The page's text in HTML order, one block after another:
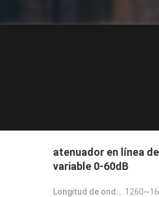
atenuador en línea
variable 0-60dB
Longitud de onda::